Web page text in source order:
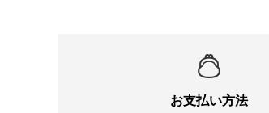
お支払い方法